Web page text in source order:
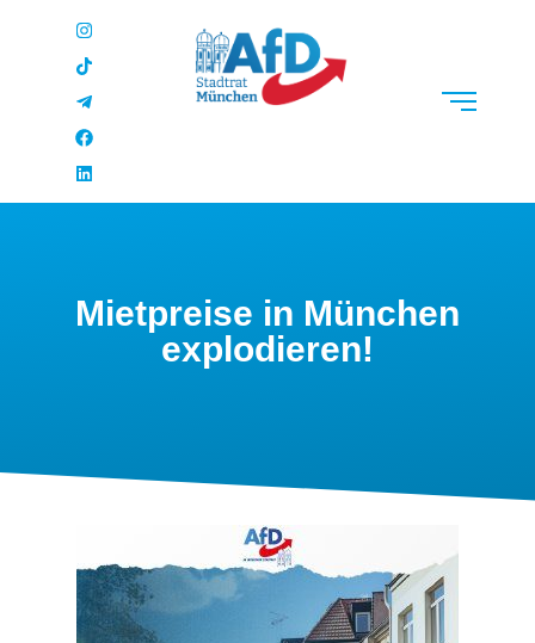
Mietpreise in München
explodieren!